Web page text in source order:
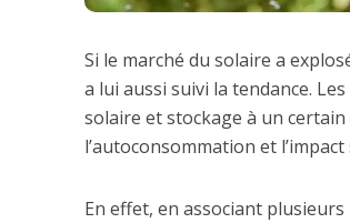
Si le marché du solaire a
a lui aussi suivi la tendance.
solaire et stockage à un
l’autoconsommation et
En effet, en associant